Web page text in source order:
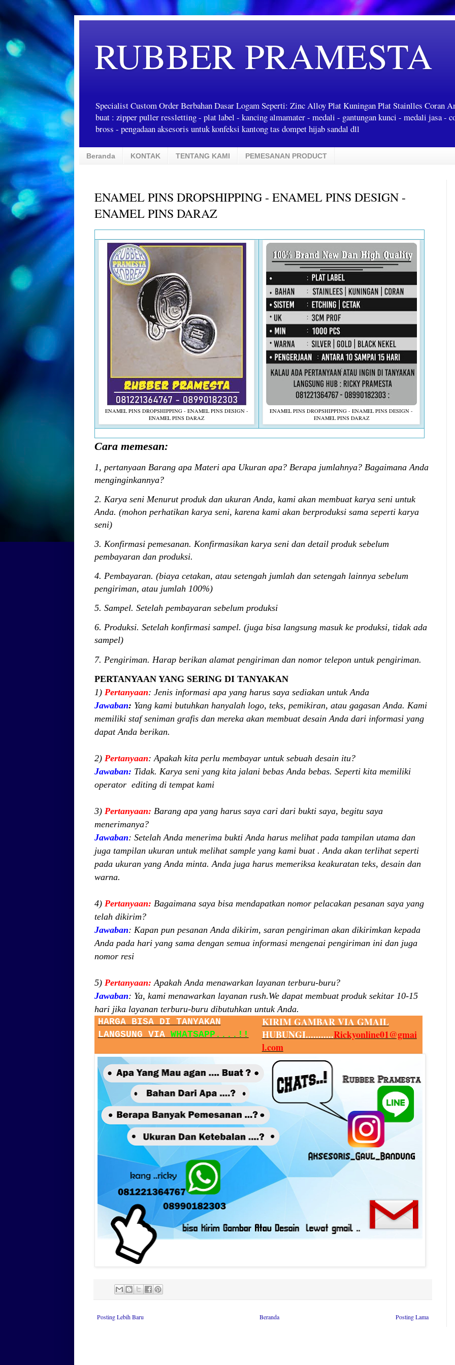
RUBBER PRAMESTA
Specialist Custom Order Berbahan Dasar Logam Seperti: Zinc Alloy Plat Kuningan Plat Stainlles Coran
buat : zipper puller ressletting - plat label - kancing almamater - medali - gantungan kunci - medali jasa -
bross - pengadaan aksesoris untuk konfeksi kantong tas dompet hijab sandal dll
Beranda KONTAK TENTANG KAMI PEMESANAN PRODUCT
ENAMEL PINS DROPSHIPPING - ENAMEL PINS DESIGN -
ENAMEL PINS DARAZ
ENAMEL PINS DROPSHIPPING - ENAMEL PINS DESIGN -
ENAMEL PINS DARAZ
ENAMEL PINS DROPSHIPPING - ENAMEL PINS DESIGN -
ENAMEL PINS DARAZ
Cara memesan:
1, pertanyaan Barang apa Materi apa Ukuran apa? Berapa jumlahnya? Bagaimana Anda
menginginkannya?
2. Karya seni Menurut produk dan ukuran Anda, kami akan membuat karya seni untuk
Anda. (mohon perhatikan karya seni, karena kami akan berproduksi sama seperti karya
seni)
3. Konfirmasi pemesanan. Konfirmasikan karya seni dan detail produk sebelum
pembayaran dan produksi.
4. Pembayaran. (biaya cetakan, atau setengah jumlah dan setengah lainnya sebelum
pengiriman, atau jumlah 100%)
5. Sampel. Setelah pembayaran sebelum produksi
6. Produksi. Setelah konfirmasi sampel. (juga bisa langsung masuk ke produksi, tidak ada
sampel)
7. Pengiriman. Harap berikan alamat pengiriman dan nomor telepon untuk pengiriman.
PERTANYAAN YANG SERING DI TANYAKAN
1) Pertanyaan: Jenis informasi apa yang harus saya sediakan untuk Anda
Jawaban: Yang kami butuhkan hanyalah logo, teks, pemikiran, atau gagasan Anda. Kami
memiliki staf seniman grafis dan mereka akan membuat desain Anda dari informasi yang
dapat Anda berikan.
2) Pertanyaan: Apakah kita perlu membayar untuk sebuah desain itu?
Jawaban: Tidak. Karya seni yang kita jalani bebas Anda bebas. Seperti kita memiliki
operator editing di tempat kami
3) Pertanyaan: Barang apa yang harus saya cari dari bukti saya, begitu saya
menerimanya?
Jawaban: Setelah Anda menerima bukti Anda harus melihat pada tampilan utama dan
juga tampilan ukuran untuk melihat sample yang kami buat . Anda akan terlihat seperti
pada ukuran yang Anda minta. Anda juga harus memeriksa keakuratan teks, desain dan
warna.
4) Pertanyaan: Bagaimana saya bisa mendapatkan nomor pelacakan pesanan saya yang
telah dikirim?
Jawaban: Kapan pun pesanan Anda dikirim, saran pengiriman akan dikirimkan kepada
Anda pada hari yang sama dengan semua informasi mengenai pengiriman ini dan juga
nomor resi
5) Pertanyaan: Apakah Anda menawarkan layanan terburu-buru?
Jawaban: Ya, kami menawarkan layanan rush.We dapat membuat produk sekitar 10-15
hari jika layanan terburu-buru dibutuhkan untuk Anda.
HARGA BISA DI TANYAKAN
LANGSUNG VIA WHATSAPP....!!
KIRIM GAMBAR VIA GMAIL
HUBUNGI...........Rickyonline01@gmai
l.com
Posting Lebih Baru Posting Lama
Beranda